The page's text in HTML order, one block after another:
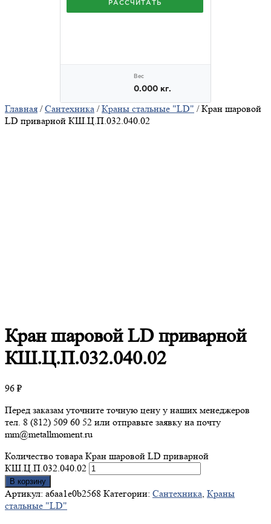
Главная /Сантехника /Краны стальные "LD" / Кран шаровой
LD приварной КШ.Ц.П.032.040.02
Краншаровой LD приварной
КШ.Ц.П.032.040.02
96 ₽
Перед заказам уточните точную цену у наших менеджеров
тел. 8 (812) 509 60 52 или отправьте заявку на почту
mm@metallmoment.ru
Количество товара Кран шаровой LD приварной
КШ.Ц.П.032.040.02
В корзину
Артикул: a6aa1e0b2568 Категории: Сантехника, Краны
стальные "LD"